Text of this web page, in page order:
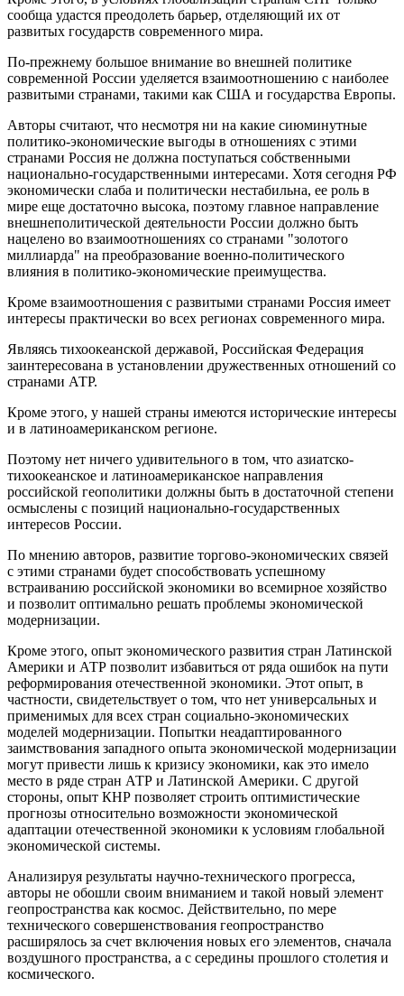
сообща удастся преодолеть барьер, отделяющий их от
развитых государств современного мира.
По-прежнему большое внимание во внешней политике
современной России уделяется взаимоотношению с наиболее
развитыми странами, такими как США и государства Европы.
Авторы считают, что несмотря ни на какие сиюминутные
политико-экономические выгоды в отношениях с этими
странами Россия не должна поступаться собственными
национально-государственными интересами. Хотя сегодня РФ
экономически слаба и политически нестабильна, ее роль в
мире еще достаточно высока, поэтому главное направление
внешнеполитической деятельности России должно быть
нацелено во взаимоотношениях со странами "золотого
миллиарда" на преобразование военно-политического
влияния в политико-экономические преимущества.
Кроме взаимоотношения с развитыми странами Россия имеет
интересы практически во всех регионах современного мира.
Являясь тихоокеанской державой, Российская Федерация
заинтересована в установлении дружественных отношений со
странами АТР.
Кроме этого, у нашей страны имеются исторические интересы
и в латиноамериканском регионе.
Поэтому нет ничего удивительного в том, что азиатско-
тихоокеанское и латиноамериканское направления
российской геополитики должны быть в достаточной степени
осмыслены с позиций национально-государственных
интересов России.
По мнению авторов, развитие торгово-экономических связей
с этими странами будет способствовать успешному
встраиванию российской экономики во всемирное хозяйство
и позволит оптимально решать проблемы экономической
модернизации.
Кроме этого, опыт экономического развития стран Латинской
Америки и АТР позволит избавиться от ряда ошибок на пути
реформирования отечественной экономики. Этот опыт, в
частности, свидетельствует о том, что нет универсальных и
применимых для всех стран социально-экономических
моделей модернизации. Попытки неадаптированного
заимствования западного опыта экономической модернизации
могут привести лишь к кризису экономики, как это имело
место в ряде стран АТР и Латинской Америки. С другой
стороны, опыт КНР позволяет строить оптимистические
прогнозы относительно возможности экономической
адаптации отечественной экономики к условиям глобальной
экономической системы.
Анализируя результаты научно-технического прогресса,
авторы не обошли своим вниманием и такой новый элемент
геопространства как космос. Действительно, по мере
технического совершенствования геопространство
расширялось за счет включения новых его элементов, сначала
воздушного пространства, а с середины прошлого столетия и
космического.